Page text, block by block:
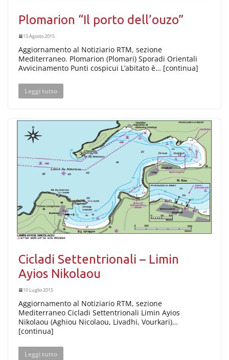
Plomarion “Il porto dell’ouzo”
13 Agosto 2015
Aggiornamento al Notiziario RTM, sezione
Mediterraneo. Plomarion (Plomari) Sporadi Orientali
Avvicinamento Punti cospicui L’abitato è… [continua]
Leggi tutto
Cicladi Settentrionali – Limin
Ayios Nikolaou
10 Luglio 2015
Aggiornamento al Notiziario RTM, sezione
Mediterraneo Cicladi Settentrionali Limin Ayios
Nikolaou (Aghiou Nicolaou, Livadhi, Vourkari)…
[continua]
Leggi tutto